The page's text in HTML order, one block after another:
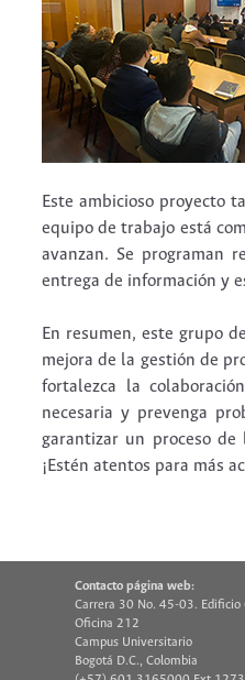
Este ambicioso proyecto
equipo de trabajo está
avanzan. Se programan
entrega de información y
En resumen, este grupo
mejora de la gestión de
fortalezca la
necesaria y prevenga
garantizar un proceso
¡Estén atentos para más
Contacto página web:
Carrera 30 No. 45-03. Edificio
Oficina 212
Campus Universitario
Bogotá D.C., Colombia